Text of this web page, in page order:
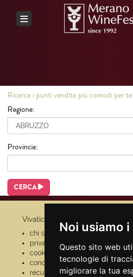
Noi usiamo
Questo sito web
tecnologie di
migliorare la tua
Ricerca i punti vendita più comodi per te:
Regione:
Provincia:
CERCA
Vivaticket
chi siamo
privacy
cookie
condizioni generali
recupero prenotazioni